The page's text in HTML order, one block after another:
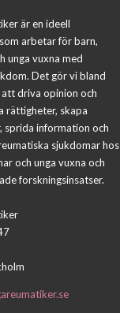
är en ideell
arbetar för barn,
unga vuxna med
Det gör vi bland
driva opinion och
rättigheter, skapa
sprida information och
sjukdomar hos
och unga vuxna och
forskningsinsatser.